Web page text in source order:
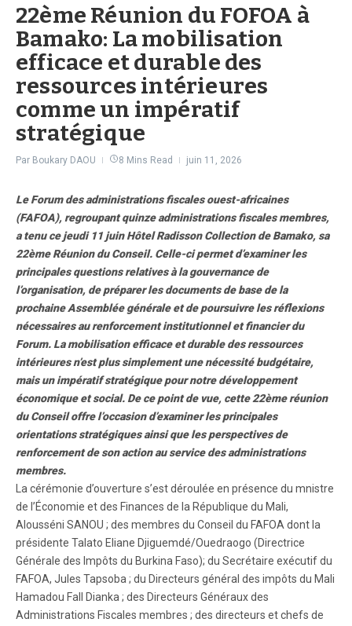
22ème Réunion du FOFOA à
Bamako: La mobilisation
efficace et durable des
ressources intérieures
comme un impératif
stratégique
Par Boukary DAOU 8 Mins Read juin 11, 2026
Le Forum des administrations fiscales ouest-africaines
(FAFOA), regroupant quinze administrations fiscales membres,
a tenu ce jeudi 11 juin Hôtel Radisson Collection de Bamako, sa
22ème Réunion du Conseil. Celle-ci permet d’examiner les
principales questions relatives à la gouvernance de
l’organisation, de préparer les documents de base de la
prochaine Assemblée générale et de poursuivre les réflexions
nécessaires au renforcement institutionnel et financier du
Forum. La mobilisation efficace et durable des ressources
intérieures n’est plus simplement une nécessité budgétaire,
mais un impératif stratégique pour notre développement
économique et social. De ce point de vue, cette 22ème réunion
du Conseil offre l’occasion d’examiner les principales
orientations stratégiques ainsi que les perspectives de
renforcement de son action au service des administrations
membres.
La cérémonie d’ouverture s’est déroulée en présence du mnistre
de l’Économie et des Finances de la République du Mali,
Alousséni SANOU ; des membres du Conseil du FAFOA dont la
présidente Talato Eliane Djiguemdé/Ouedraogo (Directrice
Générale des Impôts du Burkina Faso); du Secrétaire exécutif du
FAFOA, Jules Tapsoba ; du Directeurs général des impôts du Mali
Hamadou Fall Dianka ; des Directeurs Généraux des
Administrations Fiscales membres ; des directeurs et chefs de